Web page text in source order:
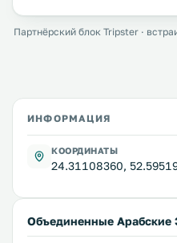
Партнёрский блок Tripster ·
ИНФОРМАЦИЯ
КООРДИНАТЫ
24.31108360,
Объединенные Арабские